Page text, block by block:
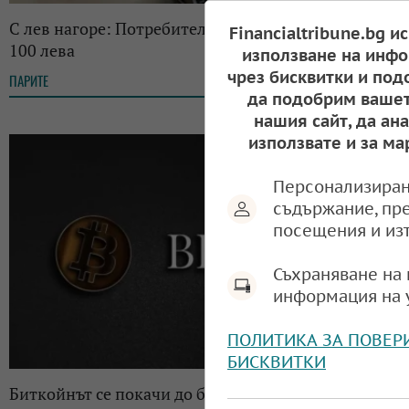
С лев нагоре: Потребителската кошница вече е
100 лева
ПАРИТЕ 12:38, 08.12.2025
Биткойнът се покачи до близо 94 000 долара
Financialtribune.bg
използване на
чрез бисквитки и
да подобрим
нашия сайт, да
използвате и за
съдържание,
посещения и
Съхраняване
информация на
ПОЛИТИКА ЗА
БИСКВИТКИ